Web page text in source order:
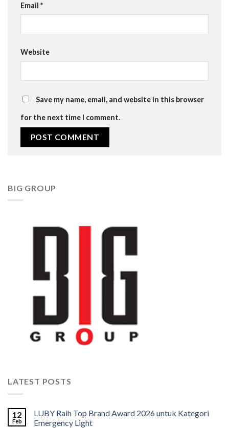
Email *
Website
Save my name, email, and website in this browser
for the next time I comment.
BIG GROUP
LATEST POSTS
12
Feb
LUBY Raih Top Brand Award 2026 untuk Kategori
Emergency Light